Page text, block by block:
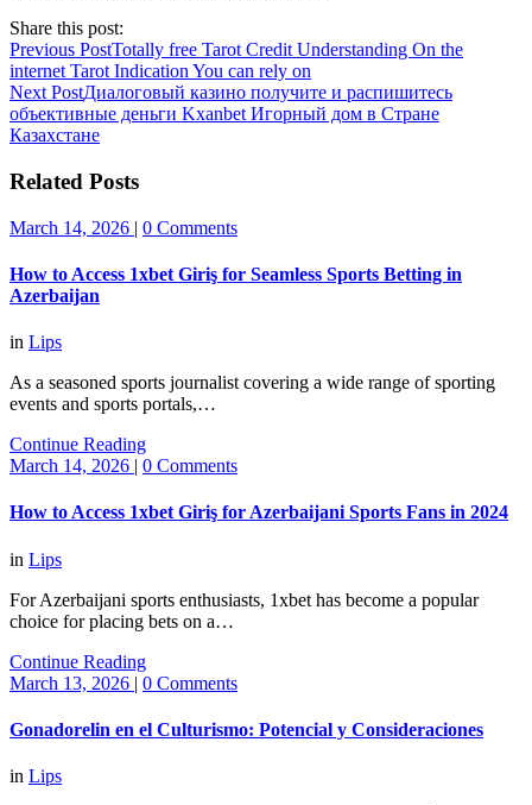
Share this post:
Previous PostTotally free Tarot Credit Understanding On the
internet Tarot Indication You can rely on
Next PostДиалоговый казино получите и распишитесь
объективные деньги Kxanbet Игорный дом в Стране
Казахстане
Related Posts
March 14, 2026 | 0 Comments
How to Access 1xbet Giriş for Seamless Sports Betting in
Azerbaijan
in Lips
As a seasoned sports journalist covering a wide range of sporting
events and sports portals,…
Continue Reading
March 14, 2026 | 0 Comments
How to Access 1xbet Giriş for Azerbaijani Sports Fans in 2024
in Lips
For Azerbaijani sports enthusiasts, 1xbet has become a popular
choice for placing bets on a…
Continue Reading
March 13, 2026 | 0 Comments
Gonadorelin en el Culturismo: Potencial y Consideraciones
in Lips